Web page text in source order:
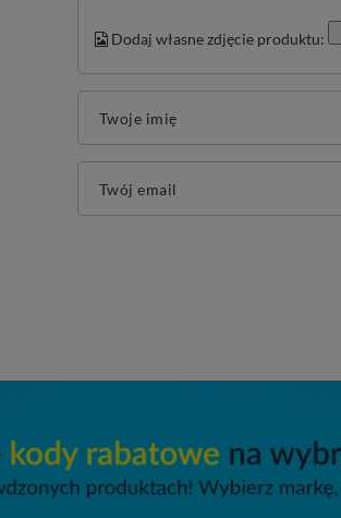
Dodaj własne zdjęcie produktu:
Twoje imię
Twój email